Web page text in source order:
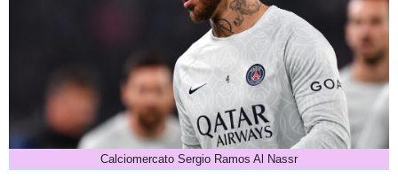
Calciomercato Sergio Ramos Al Nassr